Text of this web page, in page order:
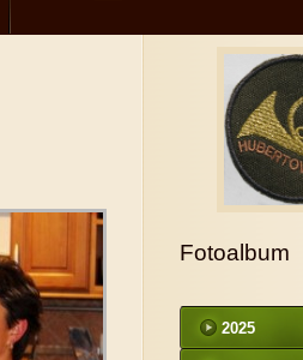
Fotoalbum
2025